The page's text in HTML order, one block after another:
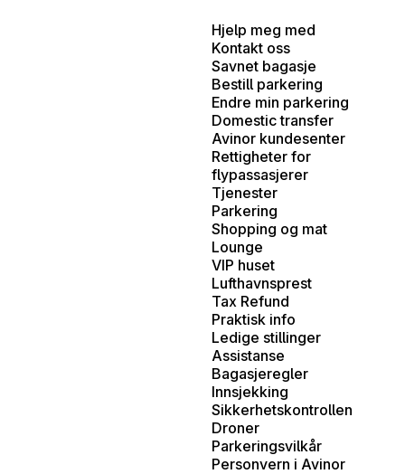
Hjelp meg med
Kontakt oss
Savnet bagasje
Bestill parkering
Endre min parkering
Domestic transfer
Avinor kundesenter
Rettigheter for
flypassasjerer
Tjenester
Parkering
Shopping og mat
Lounge
VIP huset
Lufthavnsprest
Tax Refund
Praktisk info
Ledige stillinger
Assistanse
Bagasjeregler
Innsjekking
Sikkerhetskontrollen
Droner
Parkeringsvilkår
Personvern i Avinor